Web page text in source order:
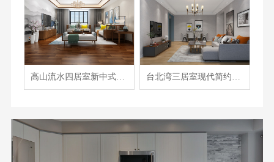
高山流水四居室新中式风格装修案例